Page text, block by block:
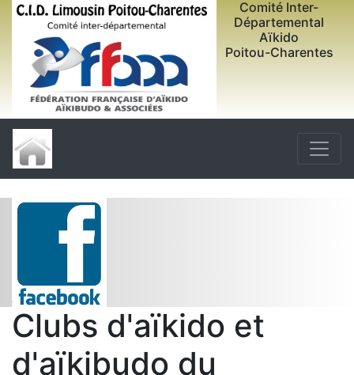
Comité Inter-
Départemental
Aïkido
Poitou-Charentes
Clubs d'aïkido et
d'aïkibudo du